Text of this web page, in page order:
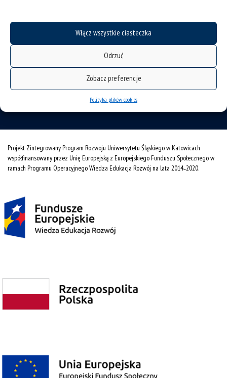
Włącz wszystkie ciasteczka
Odrzuć
Zobacz preferencje
Polityka plików cookies
Projekt Zintegrowany Program Rozwoju Uniwersytetu Śląskiego w Katowicach
współfinansowany przez Unię Europejską z Europejskiego Funduszu Społecznego w
ramach Programu Operacyjnego Wiedza Edukacja Rozwój na lata 2014˗2020.